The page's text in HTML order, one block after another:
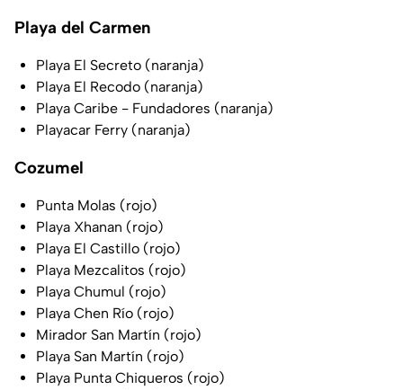
Playa del Carmen
Playa El Secreto (naranja)
Playa El Recodo (naranja)
Playa Caribe - Fundadores (naranja)
Playacar Ferry (naranja)
Cozumel
Punta Molas (rojo)
Playa Xhanan (rojo)
Playa El Castillo (rojo)
Playa Mezcalitos (rojo)
Playa Chumul (rojo)
Playa Chen Río (rojo)
Mirador San Martín (rojo)
Playa San Martín (rojo)
Playa Punta Chiqueros (rojo)